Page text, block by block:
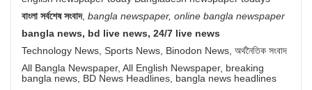
বাংলা সর্বশেষ সংবাদ, bangla newspaper, online bangla newspaper
bangla news, bd live news, 24/7 live news
Technology News, Sports News, Binodon News, অর্থনৈতিক সংবাদ
All Bangla Newspaper, All English Newspaper, breaking
bangla news, BD News Headlines, bangla news headlines